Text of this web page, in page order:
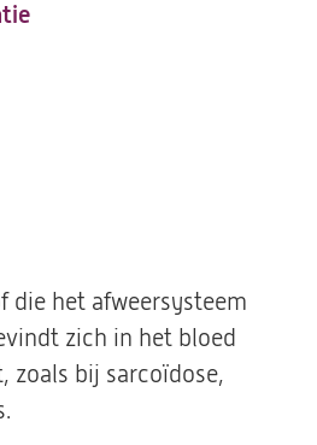
die het afweersysteem
zich in het bloed
zoals bij sarcoïdose,